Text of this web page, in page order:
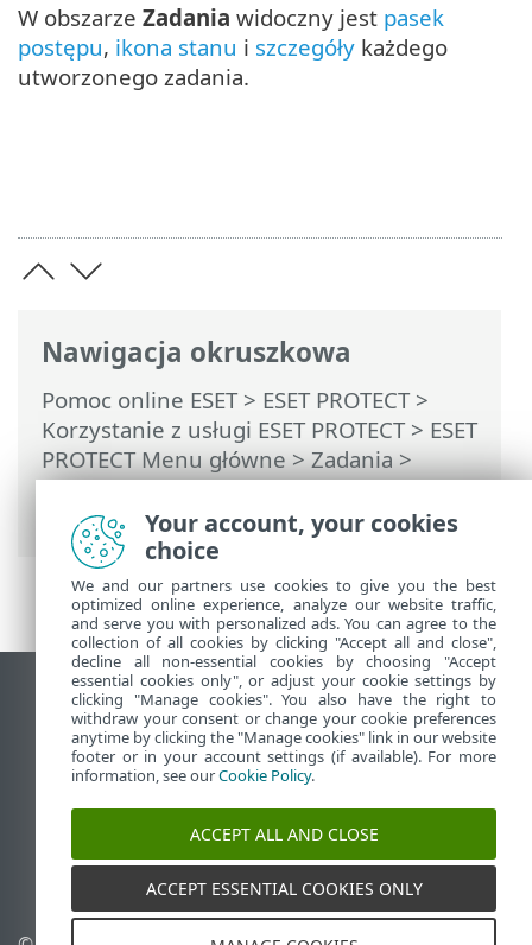
Nawigacja okruszkowa
Pomoc online ESET> ESET PROTECT>
Korzystanie z usługi ESET PROTECT> ESET
PROTECT Menu główne>Zadania>
Zadania klienta> Resetowanie
sklonowanego agenta
W obszarze Zadania widoczny jest pasek
postępu, ikona stanu i szczegóły każdego
utworzonego zadania.
Wyświetl witrynę internetową dla
komputerów
End of Life
Baza wiedzy ESET
Forum ESET
ESET Status Portal
Pomoc regionalna
Your account, your cookies
choice
We and our partners use cookies to give you the best
optimized online experience, analyze our website traffic,
and serve you with personalized ads. You can agree to the
collection of all cookies by clicking "Accept all and close",
decline all non-essential cookies by choosing "Accept
essential cookies only", or adjust your cookie settings by
clicking "Manage cookies". You also have the right to
withdraw your consent or change your cookie preferences
anytime by clicking the "Manage cookies" link in our website
footer or in your account settings (if available). For more
information, see ourCookie Policy.
ACCEPT ALL AND CLOSE
ACCEPT ESSENTIAL COOKIES ONLY